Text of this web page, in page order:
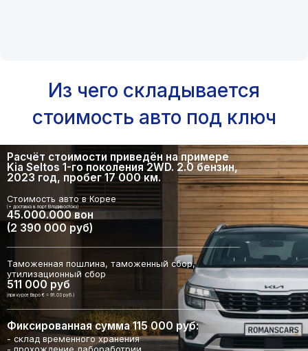
Из чего складывается
стоимость авто под ключ
Расчёт стоимости приведён на примере
Kia Seltos 1-го поколения 2WD. 2.0 бензин,
2023 год, пробег 17 000 км.
Стоимость авто в Корее
(+ доставка в порт Владивостока)
45.000.000 вон
(2 390 000 руб)
Таможенная пошлина, таможенный сбор,
утилизационный сбор
511 000 руб
(при курсе Евро € = 91.03 руб.)
Фиксированная сумма 115 000 руб:
- склад временного хранения